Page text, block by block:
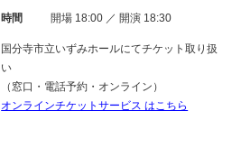
時間 開場 18:00 ／ 開演 18:30
国分寺市立いずみホールにてチケット取り扱
い
（窓口・電話予約・オンライン）
オンラインチケットサービス はこちら